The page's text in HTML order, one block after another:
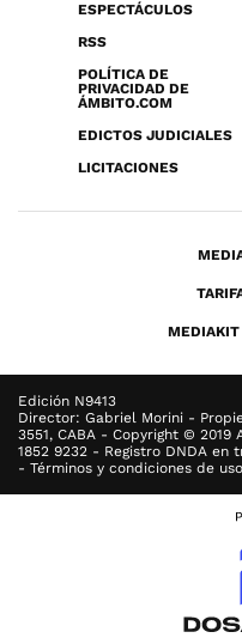
ESPECTÁCULOS
RSS
POLÍTICA DE
PRIVACIDAD DE
ÁMBITO.COM
EDICTOS JUDICIALES
LICITACIONES
MEDIAKIT
Edición N9413
Director: Gabriel Morini -
3551, CABA - Copyright ©
1852 9232 - Registro DNDA
- Términos y condiciones de uso